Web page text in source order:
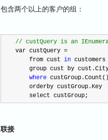
包含两个以上的客户的组：
// custQuery is an
var custQuery =
    from cust
in customers
group cust by
where
    orderby custGroup.Key
    select custGroup;
联接